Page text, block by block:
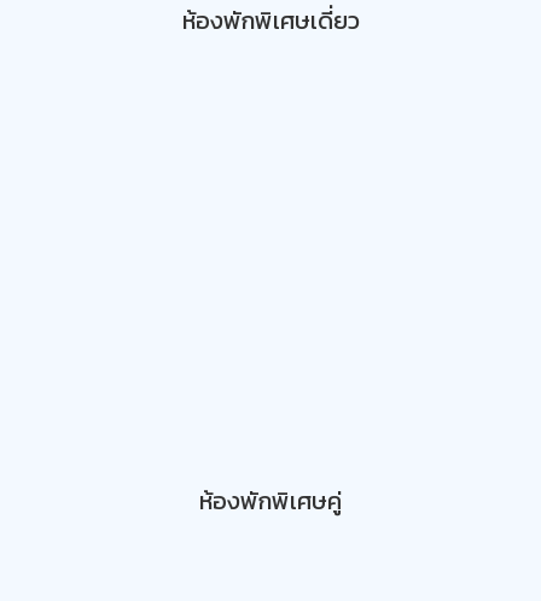
ห้องพักพิเศษเดี่ยว
ห้องพักพิเศษคู่